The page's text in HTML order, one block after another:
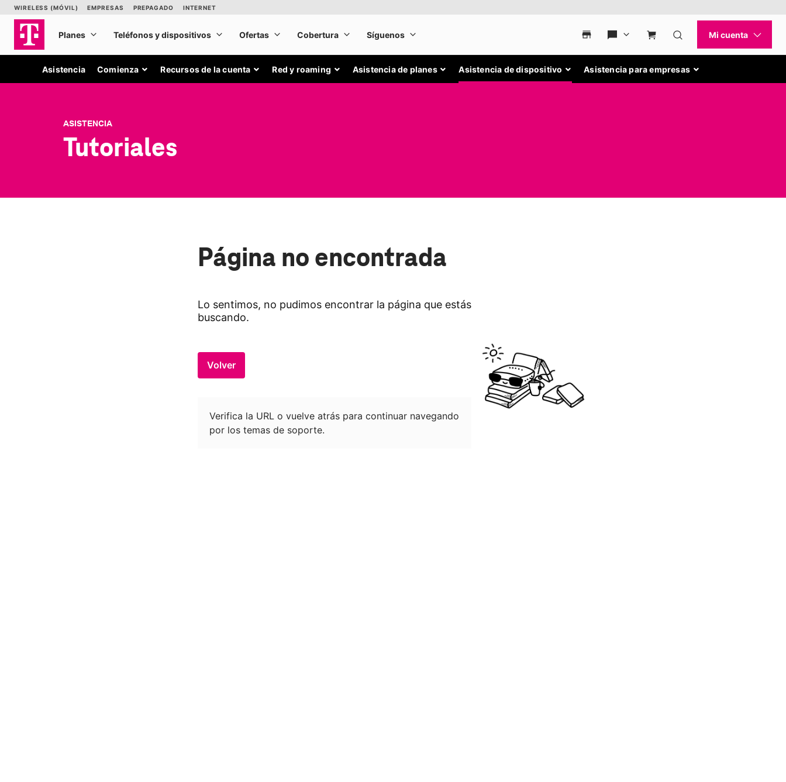
Asistencia Comienza Recursos de la cuenta Red y roaming Asistencia de planes Asistencia de dispositivo Asistencia para empresas
ASISTENCIA
Tutoriales